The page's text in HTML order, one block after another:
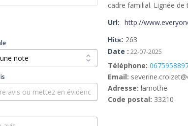
cadre familial. Lignée
Url: http://
Hits: 263
Date : 22-07-2025
Téléphone:
Email:
Adresse: lamothe
Code postal: 33210